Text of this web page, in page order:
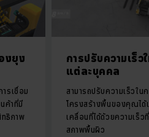
การปรับความเร็ว
แต่ละบุคคล
สามารถปรับความเร็วใน
โครงสร้างพื้นของคุณได้
เคลื่อนที่ได้ด้วยความเร็ว
สภาพพื้นผิว
งยุง
รเชื่อม
ค้าที่มี
ทธิภาพ